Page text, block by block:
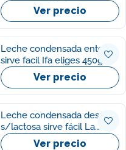
Ver precio
Leche condensada entera
sirve facil Ifa eliges 450g
Ver precio
Leche condensada desnata
s/lactosa sirve fácil La
lechera 450gVer precio